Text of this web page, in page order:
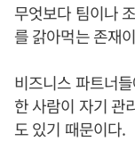
무엇보다 팀이나
를 갉아먹는 존재
비즈니스 파트너
한 사람이 자기 관
도 있기 때문이다.